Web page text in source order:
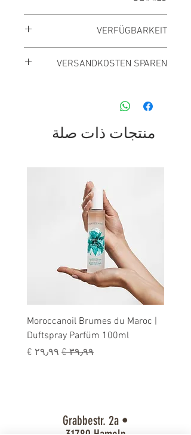
VERFÜGBARKEIT
VERSANDKOSTEN SPAREN
Gesamtbestellwert
منتجات ذات صلة
Moroccanoil Brumes du Maroc |
Duftspray Parfüm 100ml
سعر عاديسعر البيع
Grabbestr. 2a •